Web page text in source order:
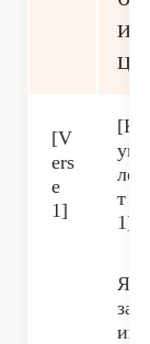
и
це
[V
ers
e
1]
[К
уп
ле
т
1]
Я
зак
ин